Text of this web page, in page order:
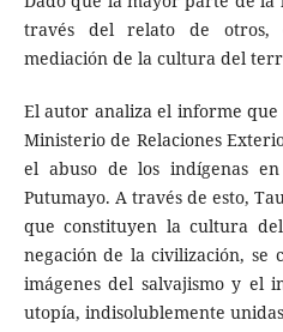
través del relato de otros,
mediación de la cultura del
El autor analiza el informe que
Ministerio de Relaciones
el abuso de los indígenas
Putumayo. A través de esto,
que constituyen la cultura
negación de la civilización, se
imágenes del salvajismo y el
utopía, indisolublemente